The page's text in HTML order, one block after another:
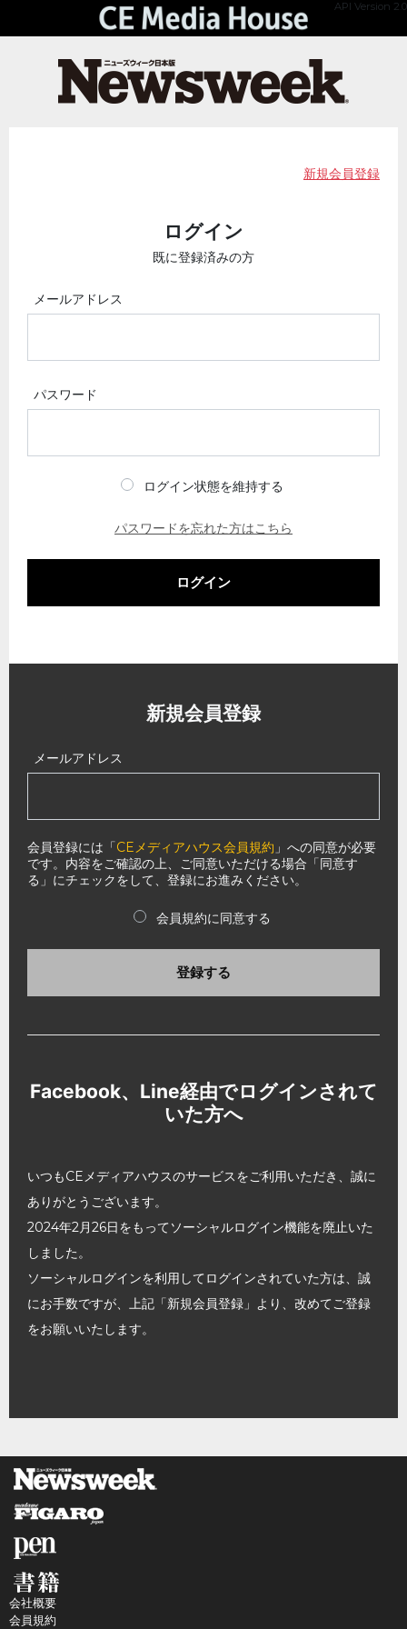
API Version 2.0
新規会員登録
ログイン
既に登録済みの方
メールアドレス
パスワード
ログイン状態を維持する
パスワードを忘れた方はこちら
ログイン
新規会員登録
メールアドレス
会員登録には「CEメディアハウス会員規約 」への同意が必要
です。内容をご確認の上、ご同意いただける場合「同意す
る」にチェックをして、登録にお進みください。
会員規約に同意する
登録する
Facebook、Line経由でログインされて
いた方へ
いつもCEメディアハウスのサービスをご利用いただき、誠に
ありがとうございます。
2024年2月26日をもってソーシャルログイン機能を廃止いた
しました。
ソーシャルログインを利用してログインされていた方は、誠
にお手数ですが、上記「新規会員登録」より、改めてご登録
をお願いいたします。
会社概要
会員規約